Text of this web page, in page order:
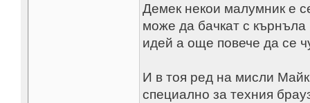
Демек некои малумник е
може да бачкат с
идей а още повече да се
И в тоя ред на мисли
специално за техния